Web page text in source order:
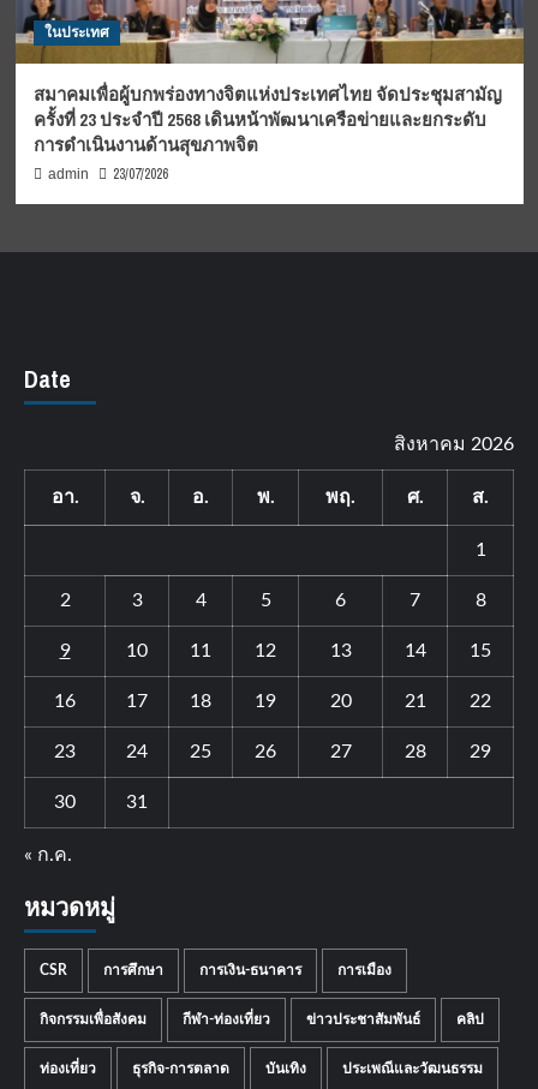
ในประเทศ
สมาคมเพื่อผู้บกพร่องทางจิตแห่งประเทศไทย จัดประชุมสามัญ
ครั้งที่ 23 ประจำปี 2568 เดินหน้าพัฒนาเครือข่ายและยกระดับ
การดำเนินงานด้านสุขภาพจิต
admin 23/07/2026
Date
สิงหาคม 2026
อา. จ. อ. พ. พฤ. ศ. ส.
1
2 3 4 5 6 7 8
9 10 11 12 13 14 15
16 17 18 19 20 21 22
23 24 25 26 27 28 29
30 31
« ก.ค.
หมวดหมู่
CSR การศึกษา การเงิน-ธนาคาร การเมือง
กิจกรรมเพื่อสังคม กีฬา-ท่องเที่ยว ข่าวประชาสัมพันธ์ คลิป
ท่องเที่ยว ธุรกิจ-การตลาด บันเทิง ประเพณีและวัฒนธรรม